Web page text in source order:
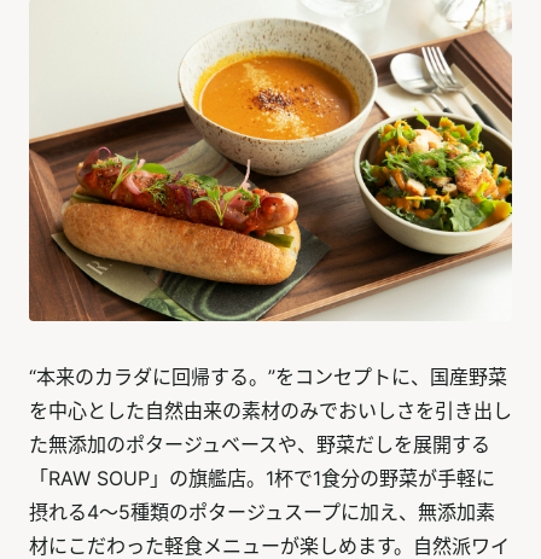
“本来のカラダに回帰する。”をコンセプトに、国産野菜
を中心とした自然由来の素材のみでおいしさを引き出し
た無添加のポタージュベースや、野菜だしを展開する
「RAW SOUP」の旗艦店。1杯で1食分の野菜が手軽に
摂れる4～5種類のポタージュスープに加え、無添加素
材にこだわった軽食メニューが楽しめます。自然派ワイ